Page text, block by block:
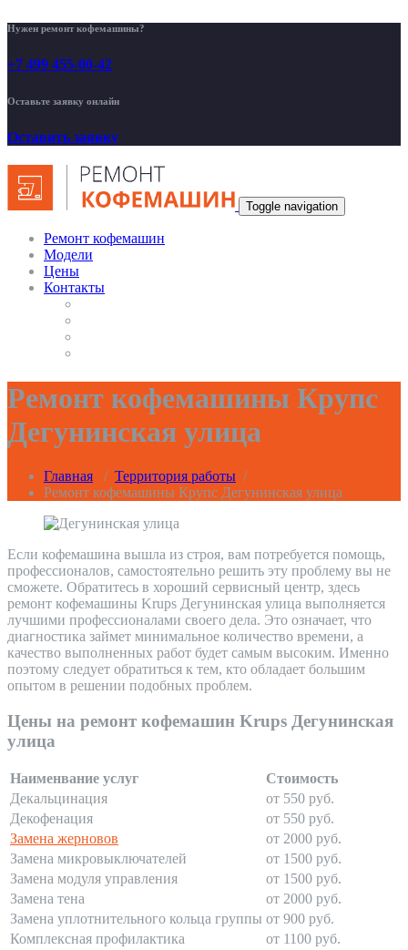
Нужен ремонт кофемашины?
+7 499 455-00-42
Оставьте заявку онлайн
Оставить заявку
Toggle navigation
Ремонт кофемашин
Модели
Цены
Контакты
Ремонт кофемашины Крупс
Дегунинская улица
Главная / Территория работы /
Ремонт кофемашины Крупс Дегунинская улица
Если кофемашина вышла из строя, вам потребуется помощь,
профессионалов, самостоятельно решить эту проблему вы не
сможете. Обратитесь в хороший сервисный центр, здесь
ремонт кофемашины Krups Дегунинская улица выполняется
лучшими профессионалами своего дела. Это означает, что
диагностика займет минимальное количество времени, а
качество выполненных работ будет самым высоким. Именно
поэтому следует обратиться к тем, кто обладает большим
опытом в решении подобных проблем.
Цены на ремонт кофемашин Krups Дегунинская
улица
Наименвание услуг
Стоимость
Декальцинация
от 550 руб.
Декофенация
от 550 руб.
Замена жерновов
от 2000 руб.
Замена микровыключателей
от 1500 руб.
Замена модуля управления
от 1500 руб.
Замена тена
от 2000 руб.
Замена уплотнительного кольца группы от 900 руб.
Комплексная профилактика
от 1100 руб.